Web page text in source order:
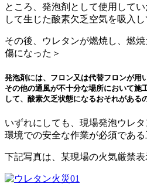
ところ、発泡剤として使用して
して生じた酸素欠乏空気を吸入
その後、ウレタンが燃焼し、燃
傷になった＞
発泡剤には、フロン又は代替フロンが用
その他の通風が不十分な場所において施
して、酸素欠乏状態になるおそれがある
いずれにしても、現場発泡ウレ
環境での安全な作業が必須である
下記写真は、某現場の火気厳禁表